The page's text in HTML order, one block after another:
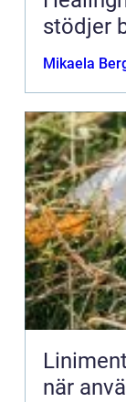
stödjer
Mikaela
när